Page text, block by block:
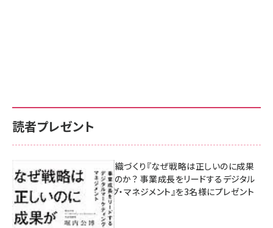
読者プレゼント
成果を生む組織づくり『なぜ戦略は正しいのに成果
があがらないのか？ 事業成長をリードするデジタル
マーケティング・マネジメント』を3名様にプレゼント
8月7日 10:00